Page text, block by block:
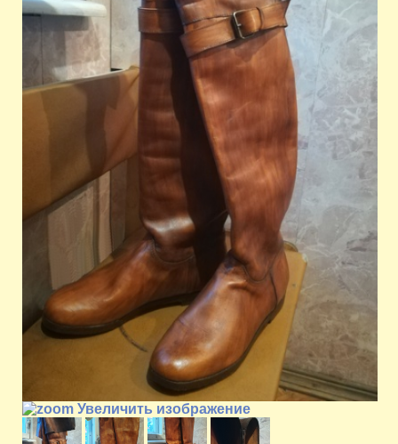
Увеличить изображение